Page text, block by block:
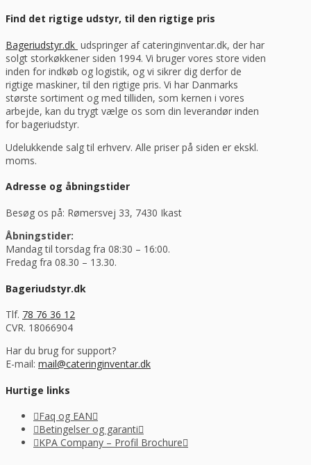
Find det rigtige udstyr, til den rigtige pris
Bageriudstyr.dk udspringer af cateringinventar.dk, der har
solgt storkøkkener siden 1994. Vi bruger vores store viden
inden for indkøb og logistik, og vi sikrer dig derfor de
rigtige maskiner, til den rigtige pris. Vi har Danmarks
største sortiment og med tilliden, som kernen i vores
arbejde, kan du trygt vælge os som din leverandør inden
for bageriudstyr.
Udelukkende salg til erhverv. Alle priser på siden er ekskl.
moms.
Adresse og åbningstider
Besøg os på: Rømersvej 33, 7430 Ikast
Åbningstider:
Mandag til torsdag fra 08:30 – 16:00.
Fredag fra 08.30 – 13.30.
Bageriudstyr.dk
Tlf. 78 76 36 12
CVR. 18066904
Har du brug for support?
E-mail: mail@cateringinventar.dk
Hurtige links
Faq og EAN
Betingelser og garanti
KPA Company – Profil Brochure